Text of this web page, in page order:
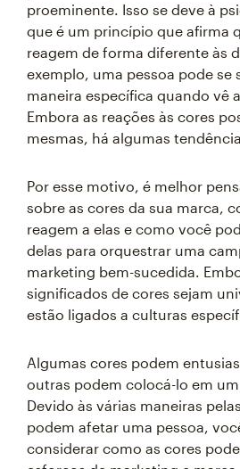
proeminente. Isso se deve à
que é um princípio que afirma
reagem de forma diferente às
exemplo, uma pessoa pode se
maneira específica quando vê
Embora as reações às cores
mesmas, há algumas
Por esse motivo, é melhor
sobre as cores da sua marca,
reagem a elas e como você
delas para orquestrar uma
marketing bem-sucedida.
significados de cores sejam
estão ligados a culturas
Algumas cores podem
outras podem colocá-lo em
Devido às várias maneiras
podem afetar uma pessoa,
considerar como as cores